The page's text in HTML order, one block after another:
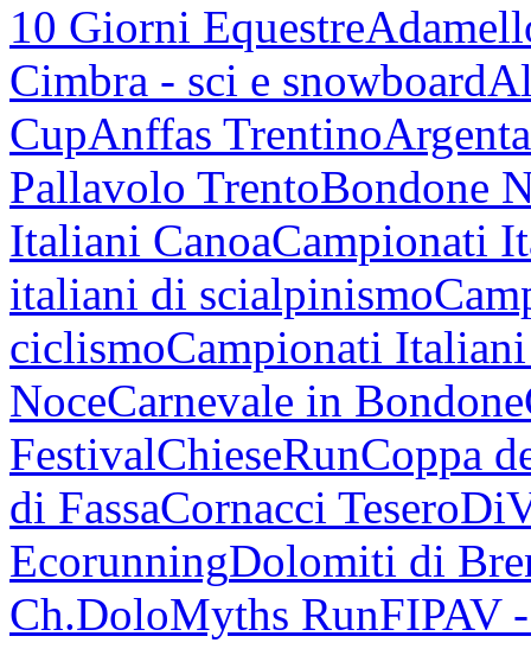
10 Giorni Equestre
Cimbra - sci e snowboard
CupAnffas Trentino
Pallavolo TrentoBondone
Italiani CanoaCampionati
italiani di scialpinismo
ciclismoCampionati
NoceCarnevale in Bondone
FestivalChieseRunCoppa
di FassaCornacci Tesero
EcorunningDolomiti di
Ch.DoloMyths RunFIPAV